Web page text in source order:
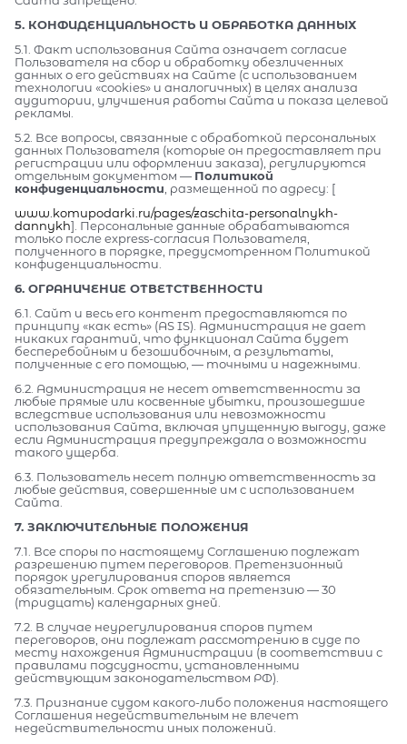
5. КОНФИДЕНЦИАЛЬНОСТЬ И ОБРАБОТКА ДАННЫХ
5.1. Факт использования Сайта означает согласие
Пользователя на сбор и обработку обезличенных
данных о его действиях на Сайте (с использованием
технологии «cookies» и аналогичных) в целях анализа
аудитории, улучшения работы Сайта и показа целевой
рекламы.
5.2. Все вопросы, связанные с обработкой персональных
данных Пользователя (которые он предоставляет при
регистрации или оформлении заказа), регулируются
отдельным документом — Политикой
конфиденциальности, размещенной по адресу: [
www.komupodarki.ru/pages/zaschita-personalnykh-
dannykh]. Персональные данные обрабатываются
только после express-согласия Пользователя,
полученного в порядке, предусмотренном Политикой
конфиденциальности.
6. ОГРАНИЧЕНИЕ ОТВЕТСТВЕННОСТИ
6.1. Сайт и весь его контент предоставляются по
принципу «как есть» (AS IS). Администрация не дает
никаких гарантий, что функционал Сайта будет
бесперебойным и безошибочным, а результаты,
полученные с его помощью, — точными и надежными.
6.2. Администрация не несет ответственности за
любые прямые или косвенные убытки, произошедшие
вследствие использования или невозможности
использования Сайта, включая упущенную выгоду, даже
если Администрация предупреждала о возможности
такого ущерба.
6.3. Пользователь несет полную ответственность за
любые действия, совершенные им с использованием
Сайта.
7. ЗАКЛЮЧИТЕЛЬНЫЕ ПОЛОЖЕНИЯ
7.1. Все споры по настоящему Соглашению подлежат
разрешению путем переговоров. Претензионный
порядок урегулирования споров является
обязательным. Срок ответа на претензию — 30
(тридцать) календарных дней.
7.2. В случае неурегулирования споров путем
переговоров, они подлежат рассмотрению в суде по
месту нахождения Администрации (в соответствии с
правилами подсудности, установленными
действующим законодательством РФ).
7.3. Признание судом какого-либо положения настоящего
Соглашения недействительным не влечет
недействительности иных положений.